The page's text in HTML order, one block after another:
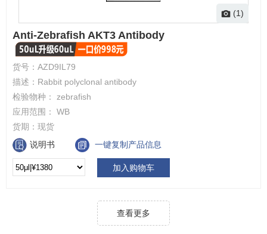
(1)
Anti-Zebrafish AKT3 Antibody
货号： AZD9IL79
描述： Rabbit polyclonal antibody
检验物种： zebrafish
应用范围： WB
货期： 现货
说明书
一键复制产品信息
加入购物车
查看更多